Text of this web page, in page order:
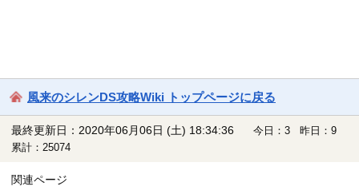
風来のシレンDS攻略Wiki トップページに戻る
最終更新日：2020年06月06日 (土) 18:34:36
今日：3 昨日：9
累計：25074
関連ページ